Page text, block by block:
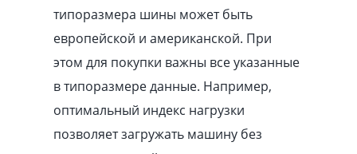
типоразмера шины может быть
европейской и американской. При
этом для покупки важны все указанные
в типоразмере данные. Например,
оптимальный индекс нагрузки
позволяет загружать машину без